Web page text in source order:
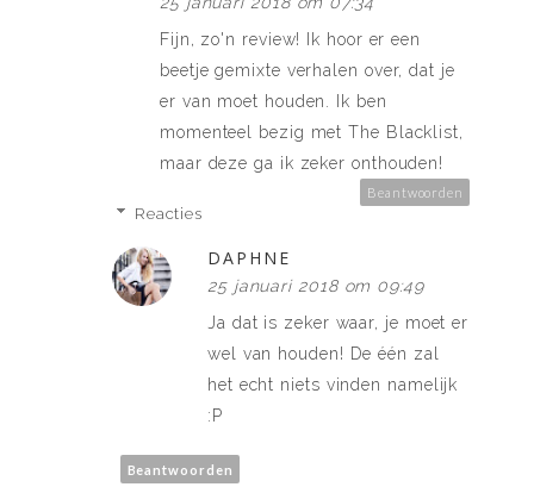
Fijn, zo'n review! Ik hoor er een
beetje gemixte verhalen over, dat je
er van moet houden. Ik ben
momenteel bezig met The Blacklist,
maar deze ga ik zeker onthouden!
Beantwoorden
Reacties
DAPHNE
25 januari 2018 om 09:49
Ja dat is zeker waar, je moet er
wel van houden! De één zal
het echt niets vinden namelijk
:P
Beantwoorden